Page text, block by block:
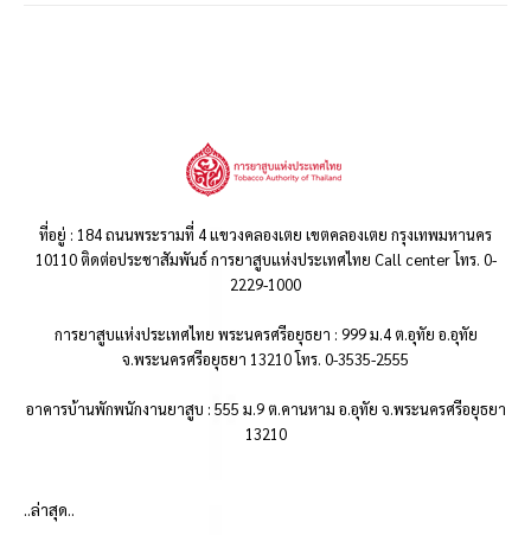
ที่อยู่ : 184 ถนนพระรามที่ 4 แขวงคลองเตย เขตคลองเตย กรุงเทพมหานคร
10110 ติดต่อประชาสัมพันธ์ การยาสูบแห่งประเทศไทย Call center โทร. 0-
2229-1000
การยาสูบแห่งประเทศไทย พระนครศรีอยุธยา : 999 ม.4 ต.อุทัย อ.อุทัย
จ.พระนครศรีอยุธยา 13210 โทร. 0-3535-2555
อาคารบ้านพักพนักงานยาสูบ : 555 ม.9 ต.คานหาม อ.อุทัย จ.พระนครศรีอยุธยา
13210
..ล่าสุด..